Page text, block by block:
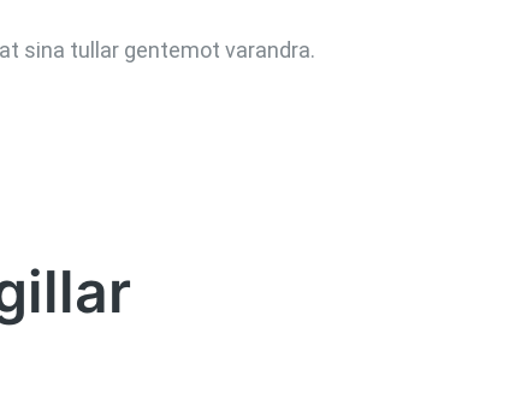
sina tullar gentemot varandra.